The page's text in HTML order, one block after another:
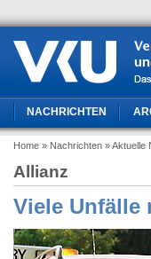
NACHRICHTEN
Home » Nachrichten » Aktuelle
Allianz
Viele Unfälle